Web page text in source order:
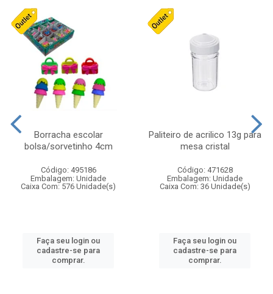
Borracha escolar
bolsa/sorvetinho 4cm
Código: 495186
Embalagem: Unidade
Caixa Com: 576 Unidade(s)
Faça seu login ou
cadastre-se para
comprar.
Paliteiro de acrilico 13g para
mesa cristal
Código: 471628
Embalagem: Unidade
Caixa Com: 36 Unidade(s)
Faça seu login ou
cadastre-se para
comprar.